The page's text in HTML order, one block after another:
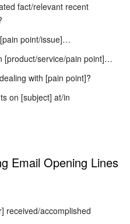
fact/relevant recent
point/issue]…
[product/service/pain point]…
with [pain point]?
on [subject] at/in
Email Opening Lines
received/accomplished